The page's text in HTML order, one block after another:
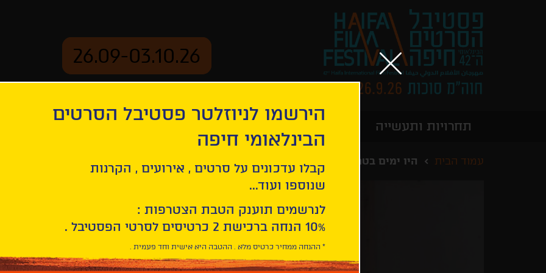
26.09-03.10.26
תחרויות ותעשייה
עמוד הבית היו ימים בטרובצ'בסק
הירשמו לניוזלטר פסטיבל הסרטים
הבינלאומי חיפה
קבלו עדכונים על סרטים , אירועים , הקרנות
שנוספו ועוד...
לנרשמים תוענק הטבת הצטרפות :
10% הנחה ברכישת 2 כרטיסים לסרטי הפסטיבל .
* ההנחה ממחיר כרטיס מלא . ההטבה היא אישית וחד פעמית .